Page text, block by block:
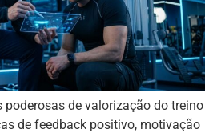
poderosas de valorização do treino
de feedback positivo, motivação